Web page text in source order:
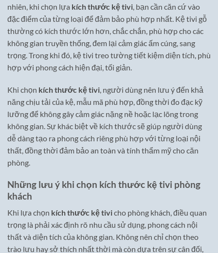
nhiên, khi chọn lựa kích thước kệ tivi, bạn cần căn cứ vào
đặc điểm của từng loại để đảm bảo phù hợp nhất. Kệ tivi gỗ
thường có kích thước lớn hơn, chắc chắn, phù hợp cho các
không gian truyền thống, đem lại cảm giác ấm cúng, sang
trọng. Trong khi đó, kệ tivi treo tường tiết kiệm diện tích, phù
hợp với phong cách hiện đại, tối giản.
Khi chọn kích thước kệ tivi, người dùng nên lưu ý đến khả
năng chịu tải của kệ, mẫu mã phù hợp, đồng thời đo đạc kỹ
lưỡng để không gây cảm giác nặng nề hoặc lạc lõng trong
không gian. Sự khác biệt về kích thước sẽ giúp người dùng
dễ dàng tạo ra phong cách riêng phù hợp với từng loại nội
thất, đồng thời đảm bảo an toàn và tính thẩm mỹ cho căn
phòng.
Những lưu ý khi chọn kích thước kệ tivi phòng
khách
Khi lựa chọn kích thước kệ tivicho phòng khách, điều quan
trọng là phải xác định rõ nhu cầu sử dụng, phong cách nội
thất và diện tích của không gian. Không nên chỉ chọn theo
trào lưu hay sở thích nhất thời mà còn dựa trên sự cân đối,